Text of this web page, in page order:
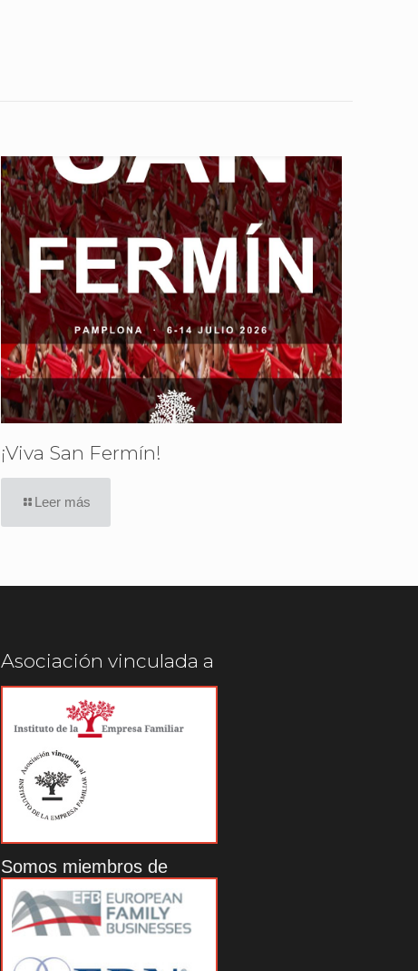
¡Viva San Fermín!
Leer más
Asociación vinculada a
Somos miembros de